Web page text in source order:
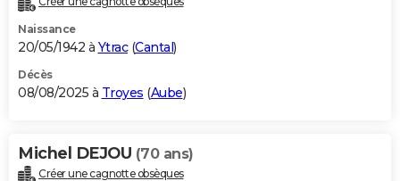
Dictionnaire
Biographies
Citations
Expressions
Proverbes
PROGRAMME TV
S'inscrire
Se connecter
Lycées
Collèges
Primaires
Universités
Entreprises
Service militaire
Avis de recherche
AVIS DE DÉCÈS
Bricolage
Lifestyle
Culture
Sport
Auto
Television
Voyage
Cinema
Naissance
20/05/1942 à Ytrac(Cantal)
Décès
08/08/2025 à Troyes (Aube)
Michel DEJOU (70 ans)
Créer une cagnotte obsèques